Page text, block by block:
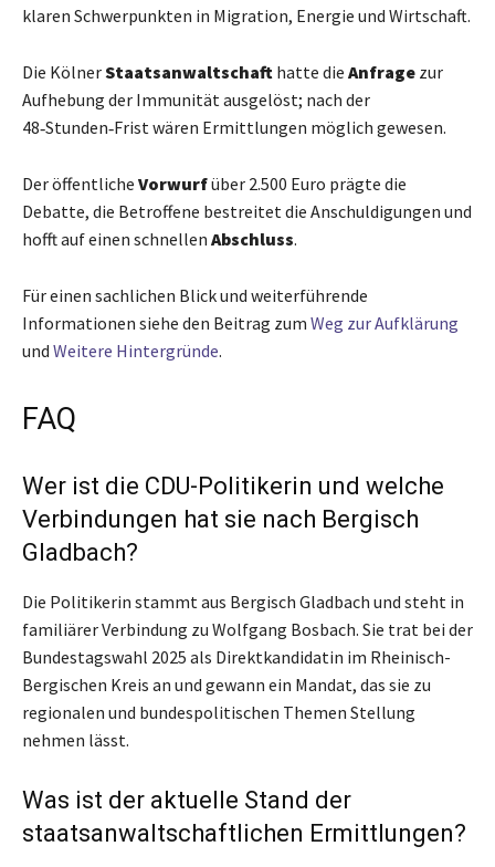
klaren Schwerpunkten in Migration, Energie und Wirtschaft.
Die KölnerStaatsanwaltschaft hatte die Anfrage zur
Aufhebung der Immunität ausgelöst; nach der
48‑Stunden‑Frist wären Ermittlungen möglich gewesen.
Der öffentliche Vorwurfüber 2.500 Euro prägte die
Debatte, die Betroffene bestreitet die Anschuldigungen und
hofft auf einen schnellen Abschluss.
Für einen sachlichen Blick und weiterführende
Informationen siehe den Beitrag zum Weg zur Aufklärung
und Weitere Hintergründe.
FAQ
Wer ist die CDU-Politikerin und welche
Verbindungen hat sie nach Bergisch
Gladbach?
Die Politikerin stammt aus Bergisch Gladbach und steht in
familiärer Verbindung zu Wolfgang Bosbach. Sie trat bei der
Bundestagswahl 2025 als Direktkandidatin im Rheinisch-
Bergischen Kreis an und gewann ein Mandat, das sie zu
regionalen und bundespolitischen Themen Stellung
nehmen lässt.
Was ist der aktuelle Stand der
staatsanwaltschaftlichen Ermittlungen?